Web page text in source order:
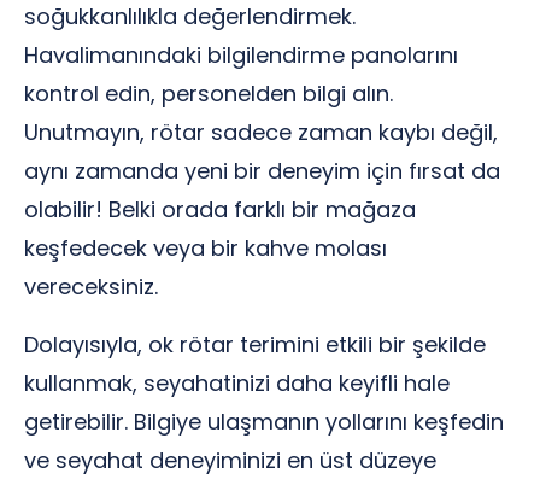
soğukkanlılıkla değerlendirmek.
Havalimanındaki bilgilendirme panolarını
kontrol edin, personelden bilgi alın.
Unutmayın, rötar sadece zaman kaybı değil,
aynı zamanda yeni bir deneyim için fırsat da
olabilir! Belki orada farklı bir mağaza
keşfedecek veya bir kahve molası
vereceksiniz.
Dolayısıyla, ok rötar terimini etkili bir şekilde
kullanmak, seyahatinizi daha keyifli hale
getirebilir. Bilgiye ulaşmanın yollarını keşfedin
ve seyahat deneyiminizi en üst düzeye